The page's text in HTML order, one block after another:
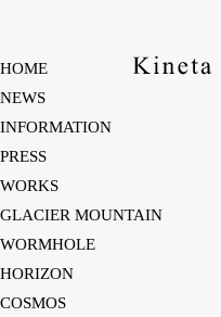
INFORMATION
PRESS
WORKS
GLACIER MOUNTAIN
WORMHOLE
HORIZON
COSMOS
OTHER
INSTALLATION VIEW
HOME
NEWS
INFORMATION
PRESS
WORKS
GLACIER MOUNTAIN
WORMHOLE
HORIZON
COSMOS